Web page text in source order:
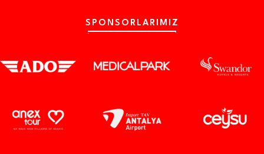
SPONSORLARIMIZ